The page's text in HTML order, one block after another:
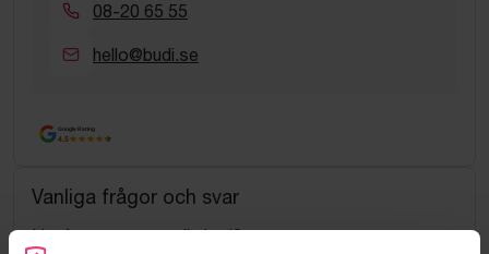
08-20 65 55
hello@budi.se
Google Rating
4.5
Vanliga frågor och svar
Hur fungerar manuella bud?